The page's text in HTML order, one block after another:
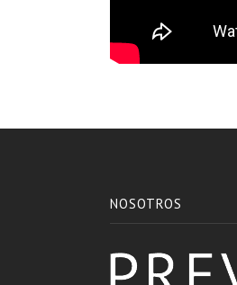
NOSOTROS